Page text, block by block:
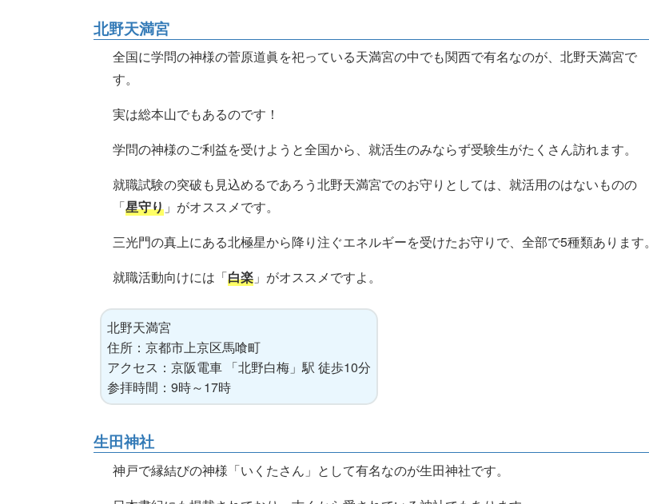
北野天満宮
全国に学問の神様の菅原道眞を祀っている天満宮の中でも関西で有名なのが、北野天満宮で
す。
実は総本山でもあるのです！
学問の神様のご利益を受けようと全国から、就活生のみならず受験生がたくさん訪れます。
就職試験の突破も見込めるであろう北野天満宮でのお守りとしては、就活用のはないものの
「星守り 」がオススメです。
三光門の真上にある北極星から降り注ぐエネルギーを受けたお守りで、全部で5種類あります。
就職活動向けには「白楽 」がオススメですよ。
北野天満宮
住所：京都市上京区馬喰町
アクセス：京阪電車 「北野白梅」駅 徒歩10分
参拝時間：9時～17時
生田神社
神戸で縁結びの神様「いくたさん」として有名なのが生田神社です。